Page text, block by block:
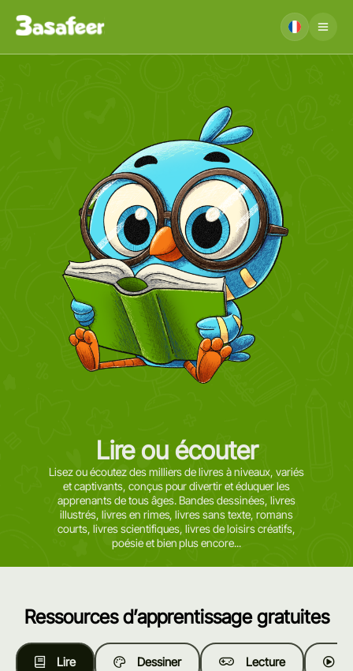
Lire ou écouter
Lisez ou écoutez des milliers de livres à niveaux, variés
et captivants, conçus pour divertir et éduquer les
apprenants de tous âges. Bandes dessinées, livres
illustrés, livres en rimes, livres sans texte, romans
courts, livres scientifiques, livres de loisirs créatifs,
poésie et bien plus encore...
Ressources d’apprentissage gratuites
Lire Dessiner Lecture